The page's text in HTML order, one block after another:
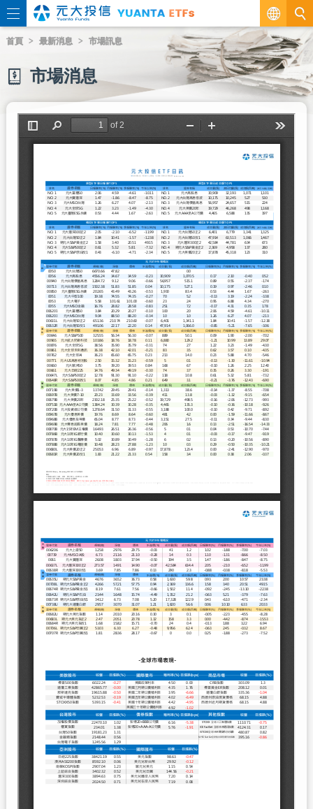
繁
EN
首頁 最新消息 市場訊息
市場消息